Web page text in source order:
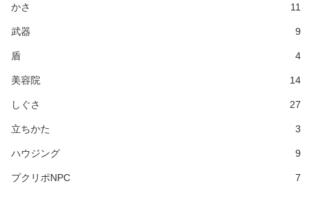
かさ 11
武器 9
盾 4
美容院 14
しぐさ 27
立ちかた 3
ハウジング 9
プクリポNPC 7